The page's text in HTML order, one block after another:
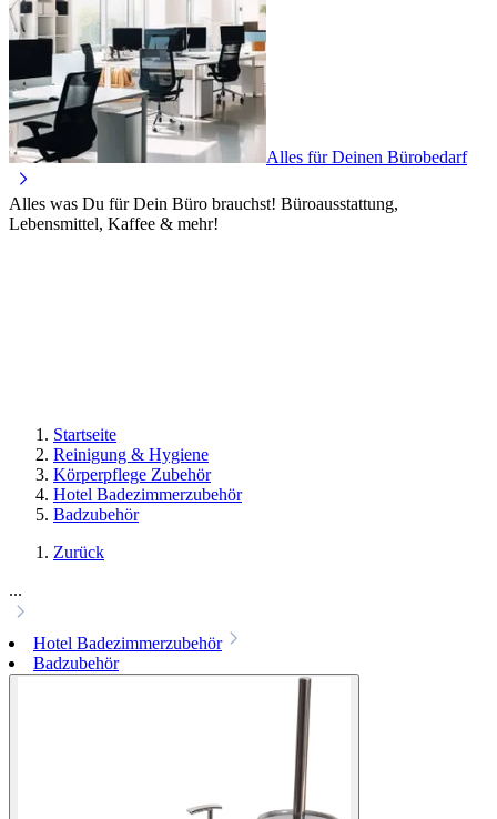
Alles für Deinen Bürobedarf
Alles was Du für Dein Büro brauchst! Büroausstattung,
Lebensmittel, Kaffee & mehr!
Startseite
Reinigung & Hygiene
Körperpflege Zubehör
Hotel Badezimmerzubehör
Badzubehör
Zurück
...
Hotel Badezimmerzubehör
Badzubehör